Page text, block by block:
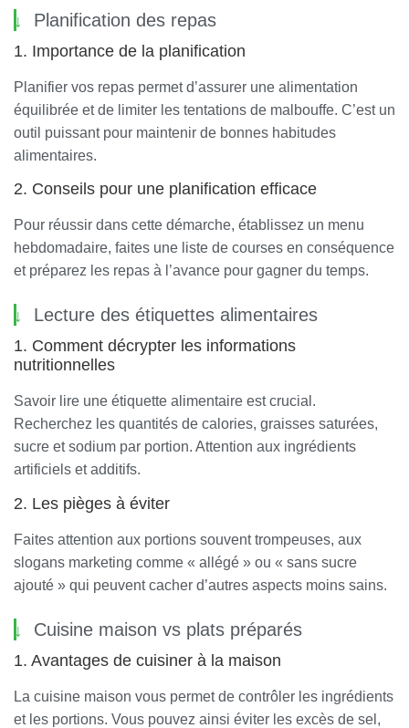
Planification des repas
1. Importance de la planification
Planifier vos repas permet d’assurer une alimentation
équilibrée et de limiter les tentations de malbouffe. C’est un
outil puissant pour maintenir de bonnes habitudes
alimentaires.
2. Conseils pour une planification efficace
Pour réussir dans cette démarche, établissez un menu
hebdomadaire, faites une liste de courses en conséquence
et préparez les repas à l’avance pour gagner du temps.
Lecture des étiquettes alimentaires
1. Comment décrypter les informations
nutritionnelles
Savoir lire une étiquette alimentaire est crucial.
Recherchez les quantités de calories, graisses saturées,
sucre et sodium par portion. Attention aux ingrédients
artificiels et additifs.
2. Les pièges à éviter
Faites attention aux portions souvent trompeuses, aux
slogans marketing comme « allégé » ou « sans sucre
ajouté » qui peuvent cacher d’autres aspects moins sains.
Cuisine maison vs plats préparés
1. Avantages de cuisiner à la maison
La cuisine maison vous permet de contrôler les ingrédients
et les portions. Vous pouvez ainsi éviter les excès de sel,